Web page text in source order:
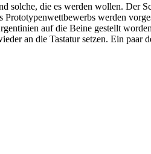
solche, die es werden wollen. Der
werden
auf die Beine gestellt
an die Tastatur setzen. Ein paar